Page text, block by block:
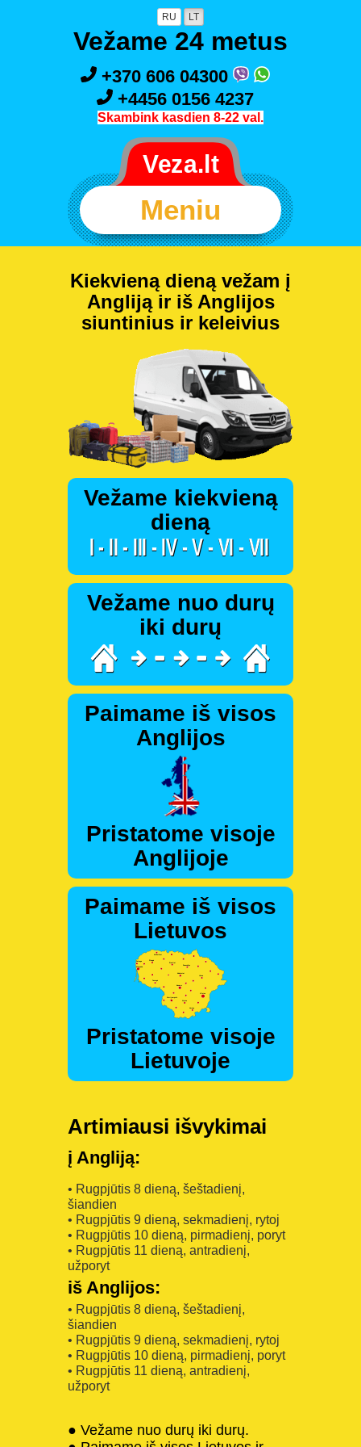
RU LT
Vežame 24 metus
+370 606 04300
+4456 0156 4237
Skambink kasdien 8-22 val.
Meniu
Kiekvieną dieną vežam į
Angliją ir iš Anglijos
siuntinius ir keleivius
Vežame kiekvieną
dieną
Vežame nuo durų
iki durų
Paimame iš visos
Anglijos
Pristatome visoje
Anglijoje
Paimame iš visos
Lietuvos
Pristatome visoje
Lietuvoje
Artimiausi išvykimai
į Angliją:
• Rugpjūtis 8 dieną, šeštadienį,
šiandien
• Rugpjūtis 9 dieną, sekmadienį, rytoj
• Rugpjūtis 10 dieną, pirmadienį, poryt
• Rugpjūtis 11 dieną, antradienį,
užporyt
iš Anglijos:
• Rugpjūtis 8 dieną, šeštadienį,
šiandien
• Rugpjūtis 9 dieną, sekmadienį, rytoj
• Rugpjūtis 10 dieną, pirmadienį, poryt
• Rugpjūtis 11 dieną, antradienį,
užporyt
● Vežame nuo durų iki durų.